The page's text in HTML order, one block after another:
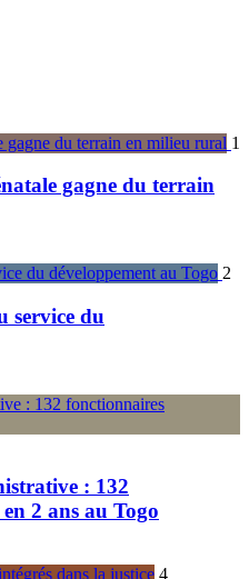
1
gagne du terrain
2
service du
: 132
2 ans au Togo
4